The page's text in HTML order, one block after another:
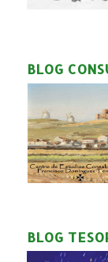
BLOG
BLOG